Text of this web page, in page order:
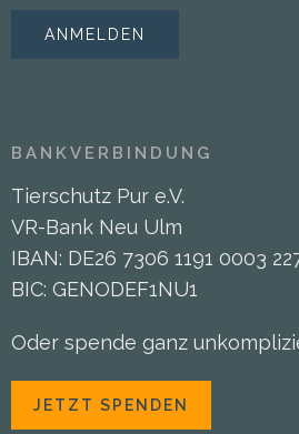
BANKVERBINDUNG
Tierschutz Pur e.V.
VR-Bank Neu Ulm
IBAN: DE26 7306 1191 0003
BIC: GENODEF1NU1
Oder spende ganz
JETZT SPENDEN